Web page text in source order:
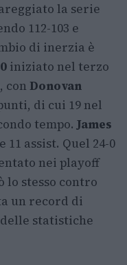
la serie
112-103 e
di inerzia è
iniziato nel terzo
con Donovan
di cui 19 nel
tempo.James
11 assist. Quel 24-0
nei playoff
lo stesso contro
un record di
statistiche